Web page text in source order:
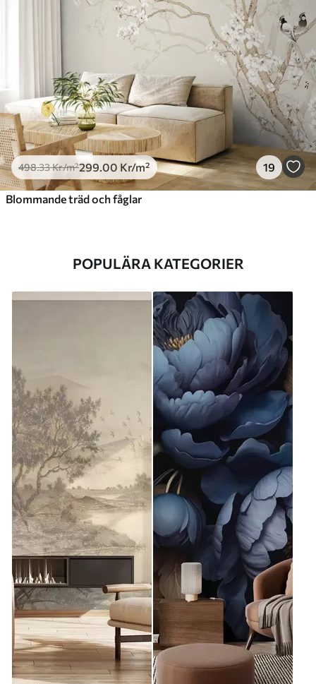
498.33Kr/m²299 .00 Kr/m² 19
Blommande träd och fåglar
POPULÄRA KATEGORIER